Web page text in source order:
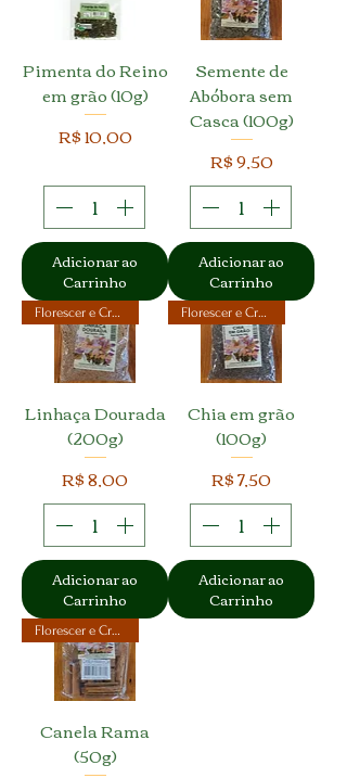
Pimenta do Reino
em grão (10g)
Preço
R$ 10,00
Adicionar ao
Carrinho
Semente de
Abóbora sem
Casca (100g)
Preço
R$ 9,50
Adicionar ao
Carrinho
Florescer e Crescer
Linhaça Dourada
(200g)
Preço
R$ 8,00
Adicionar ao
Carrinho
Florescer e Crescer
Chia em grão
(100g)
Preço
R$ 7,50
Adicionar ao
Carrinho
Florescer e Crescer
Canela Rama
(50g)